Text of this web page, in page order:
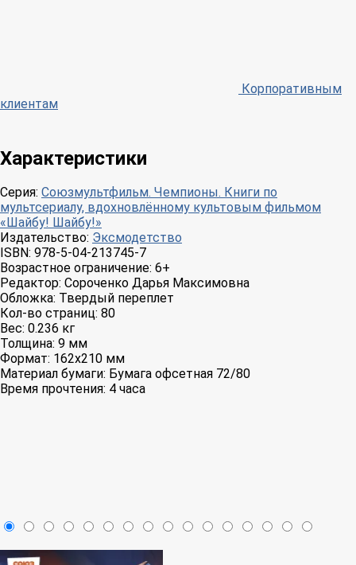
Корпоративным
клиентам
Характеристики
Серия: Союзмультфильм. Чемпионы. Книги по
мультсериалу, вдохновлённому культовым фильмом
«Шайбу! Шайбу!»
Издательство: Эксмодетство
ISBN: 978-5-04-213745-7
Возрастное ограничение: 6+
Редактор: Сороченко Дарья Максимовна
Обложка: Твердый переплет
Кол-во страниц: 80
Вес: 0.236 кг
Толщина: 9 мм
Формат: 162x210 мм
Материал бумаги: Бумага офсетная 72/80
Время прочтения: 4 часа